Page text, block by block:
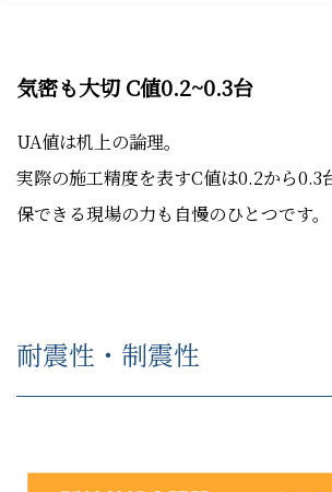
気密も大切 C値0.2~0.3台
UA値は机上の論理。
実際の施工精度を表すC値は0.2から0.3
保できる現場の力も自慢のひとつです。
耐震性・制震性